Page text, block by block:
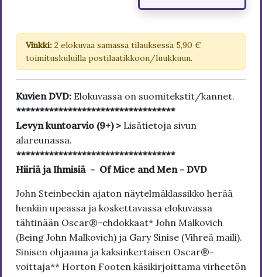
Vinkki: 2 elokuvaa samassa tilauksessa 5,90 €
toimituskuluilla postilaatikkoon/luukkuun.
Kuvien DVD: Elokuvassa on suomitekstit/kannet.
**********************************
Levyn kuntoarvio (9+) > Lisätietoja sivun
alareunassa.
**********************************
Hiiriä ja Ihmisiä - Of Mice and Men - DVD
John Steinbeckin ajaton näytelmäklassikko herää
henkiin upeassa ja koskettavassa elokuvassa
tähtinään Oscar®-ehdokkaat* John Malkovich
(Being John Malkovich) ja Gary Sinise (Vihreä maili).
Sinisen ohjaama ja kaksinkertaisen Oscar®-
voittaja** Horton Footen käsikirjoittama virheetön